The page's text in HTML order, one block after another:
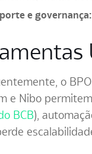
e governança:
o
e Nibo
BCB),